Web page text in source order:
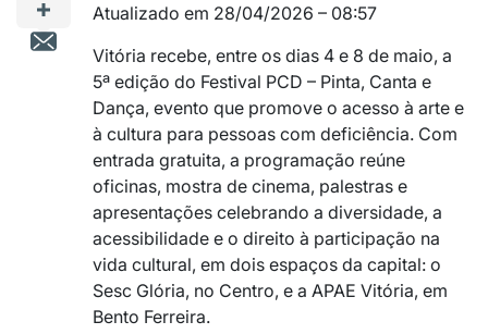
Atualizado em 28/04/2026 – 08:57
Vitória recebe, entre os dias 4 e 8 de maio, a
5ª edição do Festival PCD – Pinta, Canta e
Dança, evento que promove o acesso à arte e
à cultura para pessoas com deficiência. Com
entrada gratuita, a programação reúne
oficinas, mostra de cinema, palestras e
apresentações celebrando a diversidade, a
acessibilidade e o direito à participação na
vida cultural, em dois espaços da capital: o
Sesc Glória, no Centro, e a APAE Vitória, em
Bento Ferreira.